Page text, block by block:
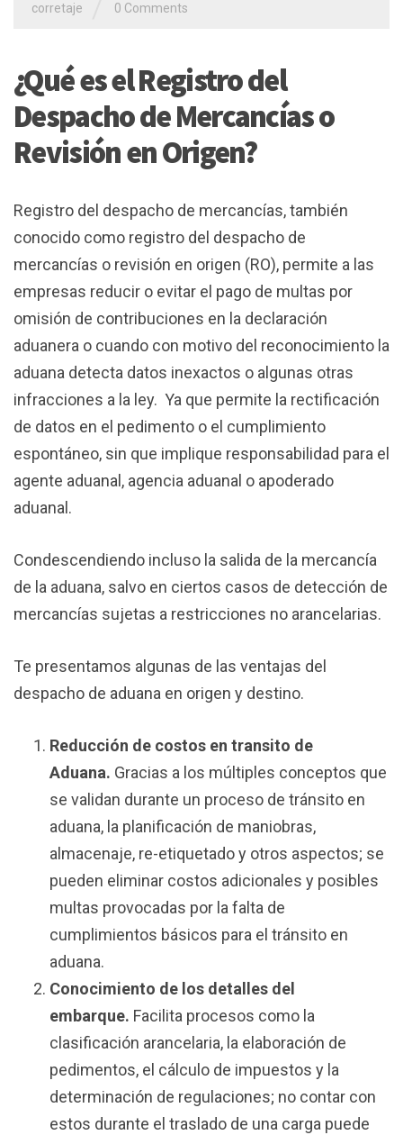
corretaje 0 Comments
¿Qué es el Registro del
Despacho de Mercancías o
Revisión en Origen?
Registro del despacho de mercancías, también
conocido como registro del despacho de
mercancías o revisión en origen (RO), permite a las
empresas reducir o evitar el pago de multas por
omisión de contribuciones en la declaración
aduanera o cuando con motivo del reconocimiento la
aduana detecta datos inexactos o algunas otras
infracciones a la ley. Ya que permite la rectificación
de datos en el pedimento o el cumplimiento
espontáneo, sin que implique responsabilidad para el
agente aduanal, agencia aduanal o apoderado
aduanal.
Condescendiendo incluso la salida de la mercancía
de la aduana, salvo en ciertos casos de detección de
mercancías sujetas a restricciones no arancelarias.
Te presentamos algunas de las ventajas del
despacho de aduana en origen y destino.
Reducción de costos en transito de
Aduana. Gracias a los múltiples conceptos que
se validan durante un proceso de tránsito en
aduana, la planificación de maniobras,
almacenaje, re-etiquetado y otros aspectos; se
pueden eliminar costos adicionales y posibles
multas provocadas por la falta de
cumplimientos básicos para el tránsito en
aduana.
Conocimiento de los detalles del
embarque. Facilita procesos como la
clasificación arancelaria, la elaboración de
pedimentos, el cálculo de impuestos y la
determinación de regulaciones; no contar con
estos durante el traslado de una carga puede